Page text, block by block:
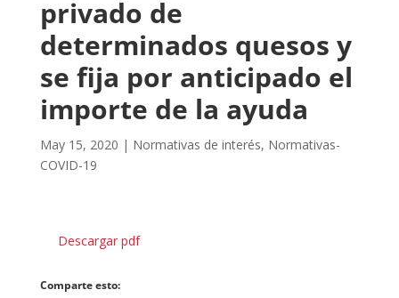
privado de
determinados quesos y
se fija por anticipado el
importe de la ayuda
May 15, 2020 | Normativas de interés, Normativas-
COVID-19
Descargar pdf
Comparte esto: